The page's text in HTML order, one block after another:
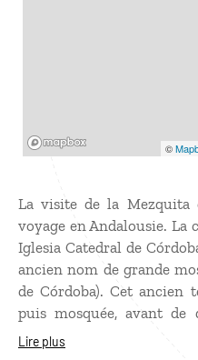
©
La visite de la Mezquita
voyage en Andalousie. La
Iglesia Catedral de
ancien nom de grande
de Córdoba). Cet ancien
puis mosquée, avant de
siècle après la
Lire plus